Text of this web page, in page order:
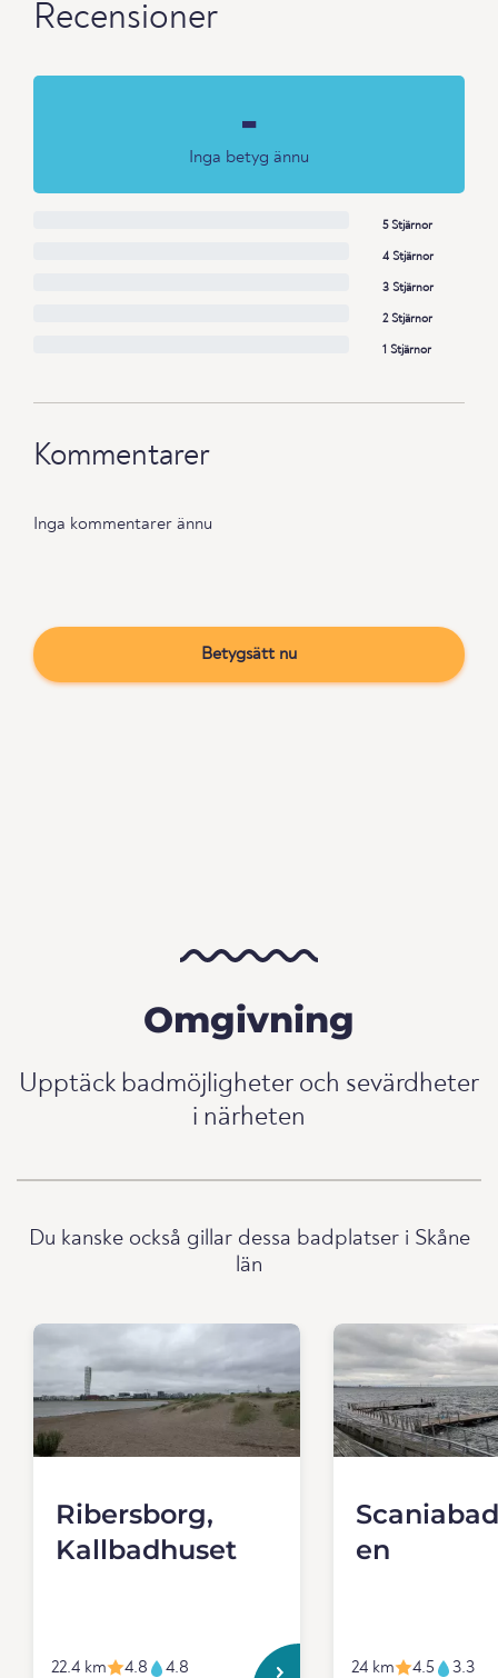
Recensioner
-
Inga betyg ännu
5 Stjärnor
4 Stjärnor
3 Stjärnor
2 Stjärnor
1 Stjärnor
Kommentarer
Inga kommentarer ännu
Betygsätt nu
Omgivning
Upptäck badmöjligheter och sevärdheter
i närheten
Du kanske också gillar dessa badplatser i Skåne
län
Ribersborg,
Kallbadhuset
22.4 km 4.8 4.8
en
24 km 4.5 3.3